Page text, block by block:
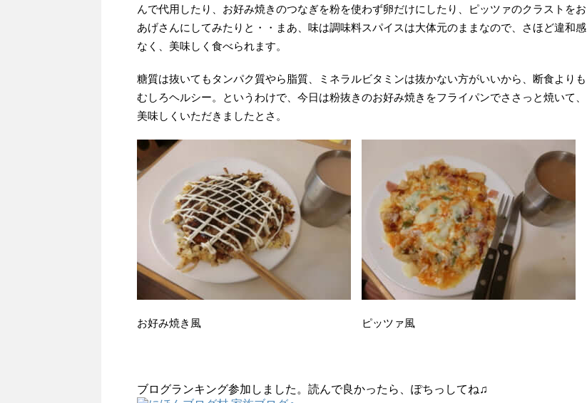
んで代用したり、お好み焼きのつなぎを粉を使わず卵だけにしたり、ピッツァのクラストをお
あげさんにしてみたりと・・まあ、味は調味料スパイスは大体元のままなので、さほど違和感
なく、美味しく食べられます。
糖質は抜いてもタンパク質やら脂質、ミネラルビタミンは抜かない方がいいから、断食よりも
むしろヘルシー。というわけで、今日は粉抜きのお好み焼きをフライパンでささっと焼いて、
美味しくいただきましたとさ。
お好み焼き風 ピッツァ風
ブログランキング参加しました。読んで良かったら、ぽちっしてね♫